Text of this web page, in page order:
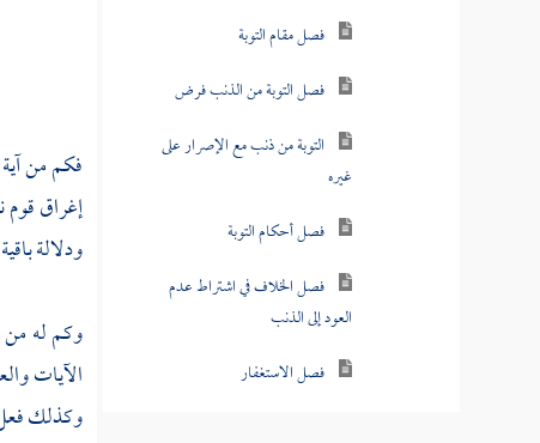
فصل منزلة الرغبة
فصل منزلة الرعاية
فصل منزلة المراقبة
فصل منزلة تعظيم حرمات الله
فصل منزلة الإخلاص
فصل منزلة التهذيب والتصفية
فكم من
إغراق قوم
ودلالة
وكم له من
الآيات
وكذلك